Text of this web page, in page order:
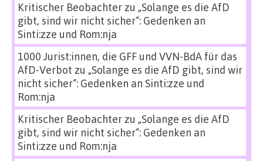
Kritischer Beobachterzu „Solange es die AfD
gibt, sind wir nicht sicher“: Gedenken an
Sinti:zze und Rom:nja
1000 Jurist:innen, die GFF und VVN-BdA für das
AfD-Verbot zu „Solange es die AfD gibt, sind wir
nicht sicher“: Gedenken an Sinti:zze und
Rom:nja
Kritischer Beobachterzu „Solange es die AfD
gibt, sind wir nicht sicher“: Gedenken an
Sinti:zze und Rom:nja